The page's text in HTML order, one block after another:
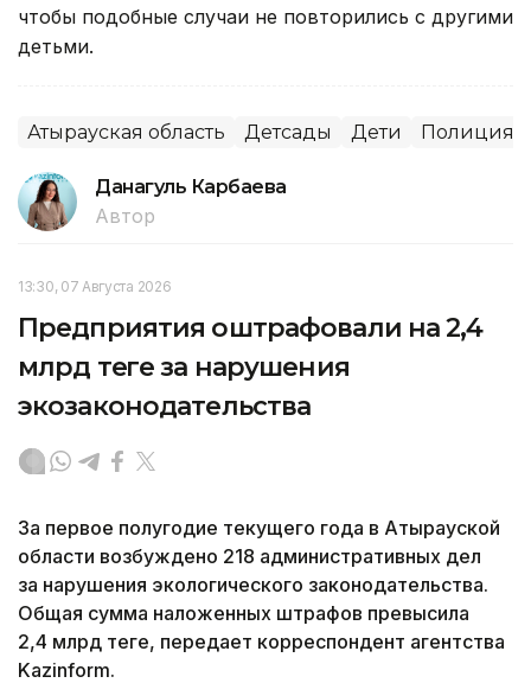
чтобы подобные случаи не повторились с другими
детьми.
Атырауская область Детсады Дети Полиция
Данагуль Карбаева
Автор
13:30, 07 Августа 2026
Предприятия оштрафовали на 2,4
млрд теңге за нарушения
экозаконодательства
За первое полугодие текущего года в Атырауской
области возбуждено 218 административных дел
за нарушения экологического законодательства.
Общая сумма наложенных штрафов превысила
2,4 млрд теңге, передает корреспондент агентства
Kazinform.